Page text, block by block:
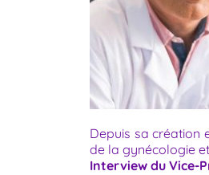
Depuis sa création
de la gynécologie
Interview du Vice-